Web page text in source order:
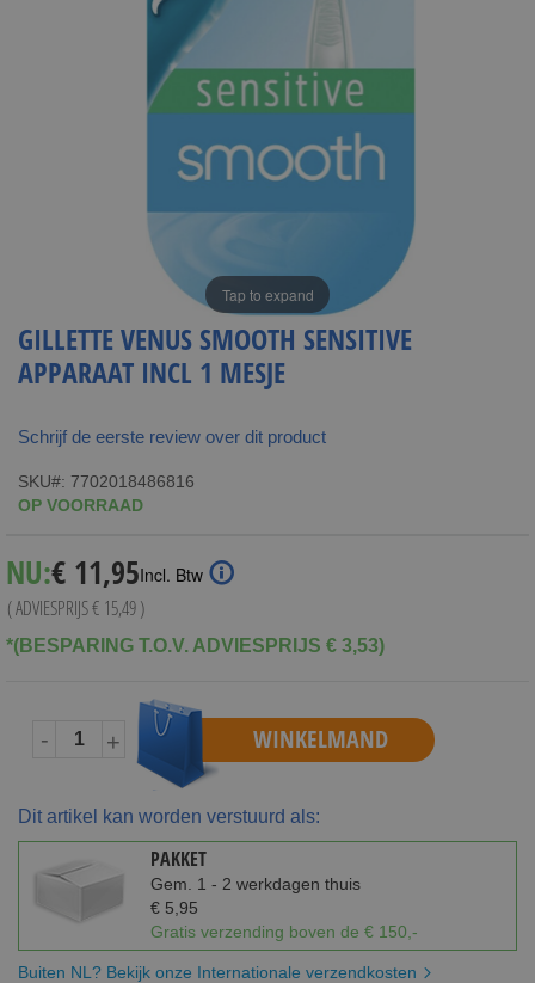
Tap to expand
GILLETTE VENUS SMOOTH SENSITIVE
APPARAAT INCL 1 MESJE
Schrijf de eerste review over dit product
SKU
7702018486816
OP VOORRAAD
NU: Special
Price
€ 11,95Incl. Btw
( ADVIESPRIJS€ 15,49)
*(BESPARING T.O.V. ADVIESPRIJS € 3,53)
- + WINKELMAND
Dit artikel kan worden verstuurd als:
PAKKET
Gem. 1 - 2 werkdagen thuis
€ 5,95
Gratis verzending boven de € 150,-
Buiten NL? Bekijk onze Internationale verzendkosten